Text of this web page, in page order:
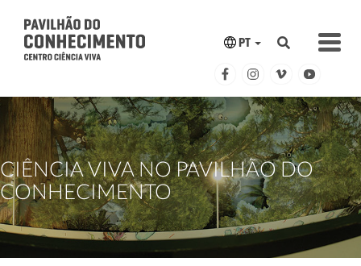
PT
CIÊNCIA VIVA NO PAVILHÃO DO
CONHECIMENTO